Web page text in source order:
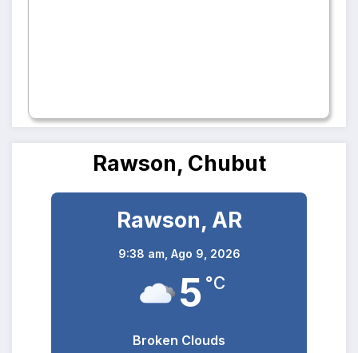
Rawson, Chubut
Rawson, AR
9:38 am, Ago 9, 2026
5 °C
Broken Clouds